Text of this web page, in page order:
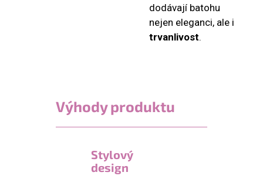
dodávají batohu
nejen eleganci, ale i
trvanlivost.
Výhody produktu
Stylový
design